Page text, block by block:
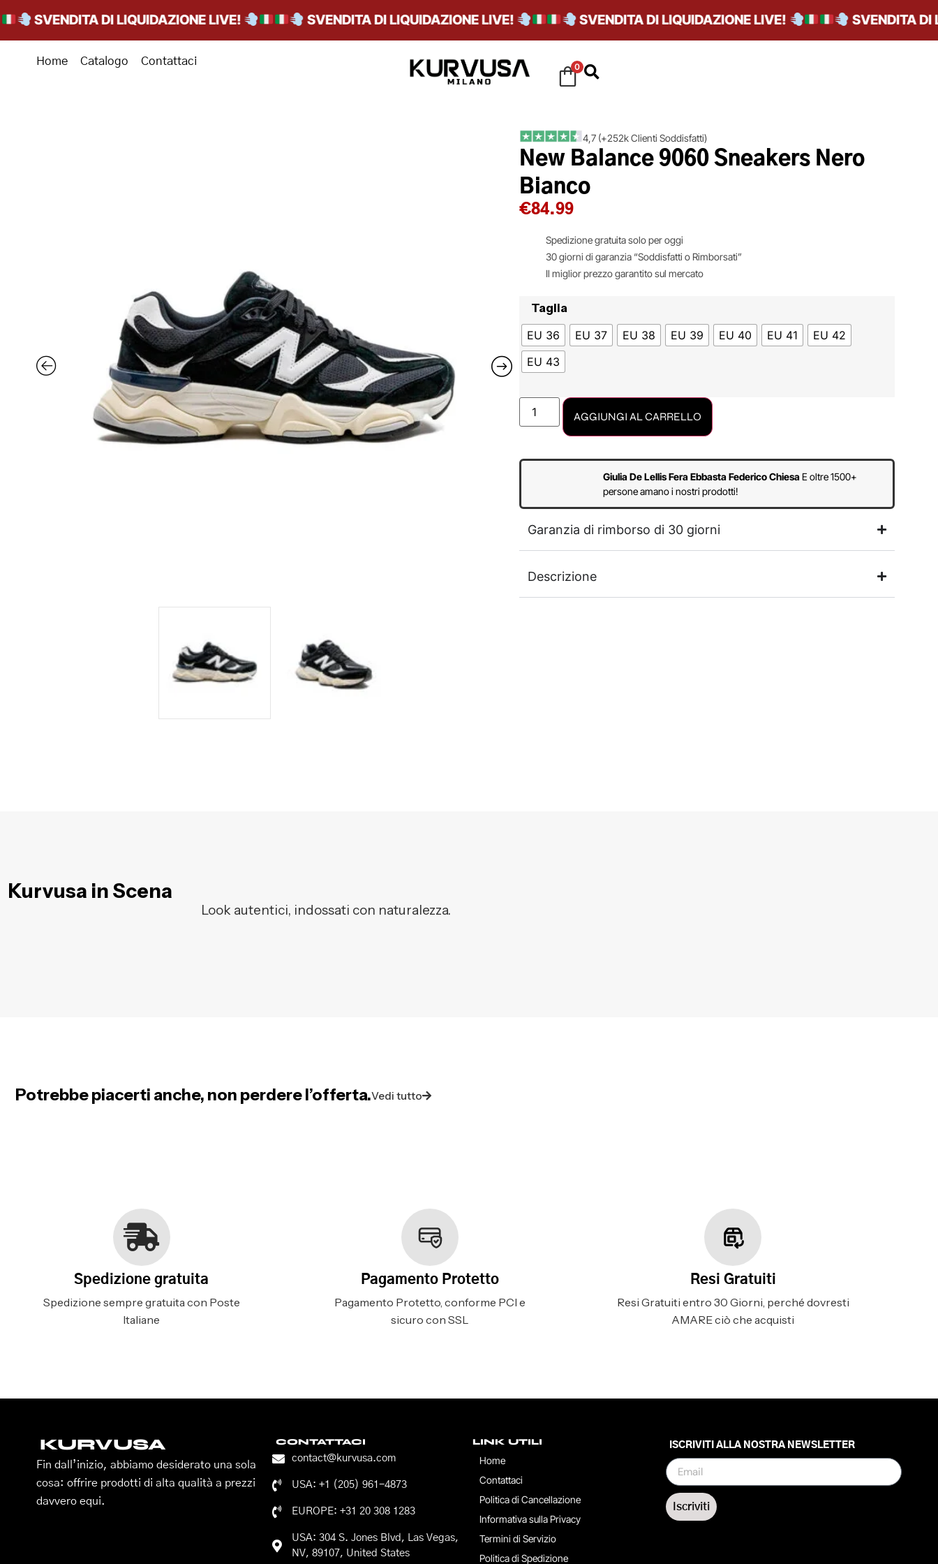
SVENDITA DI LIQUIDAZIONE LIVE! SVENDITA DI LIQUIDAZIONE LIVE! SVENDITA DI LIQUIDAZIONE LIVE! SVENDITA DI
Home Catalogo Contattaci 0
4,7 (+252k Clienti Soddisfatti)
New Balance 9060 Sneakers Nero
Bianco
€84.99
Spedizione gratuita solo per oggi
30 giorni di garanzia “Soddisfatti o Rimborsati”
Il miglior prezzo garantito sul mercato
Taglia
EU 36
EU 37 EU 38 EU 39 EU 40 EU 41
EU 42
EU 43
AGGIUNGI AL CARRELLO
Giulia De Lellis Fera Ebbasta Federico ChiesaE oltre 1500+
persone amano i nostri prodotti!
Garanzia di rimborso di 30 giorni
Descrizione
Kurvusa in Scena
Look autentici, indossati con naturalezza.
Potrebbe piacerti anche, non perdere l’offerta.Vedi tutto
Spedizione gratuita
Spedizione sempre gratuita con Poste
Italiane
Pagamento Protetto
Pagamento Protetto, conforme PCI e
sicuro con SSL
Resi Gratuiti
Resi Gratuiti entro 30 Giorni, perché dovresti
AMARE ciò che acquisti
KURVUSA
Fin dall’inizio, abbiamo desiderato una sola
cosa: offrire prodotti di alta qualità a prezzi
davvero equi.
CONTATTACI
contact@kurvusa.com
USA: +1 (205) 961-4873
EUROPE: +31 20 308 1283
USA: 304 S. Jones Blvd, Las Vegas,
NV, 89107, United States
LINK UTILI
Home
Contattaci
Politica di Cancellazione
Informativa sulla Privacy
Termini di Servizio
Politica di Spedizione
ISCRIVITI ALLA NOSTRA NEWSLETTER
Iscriviti